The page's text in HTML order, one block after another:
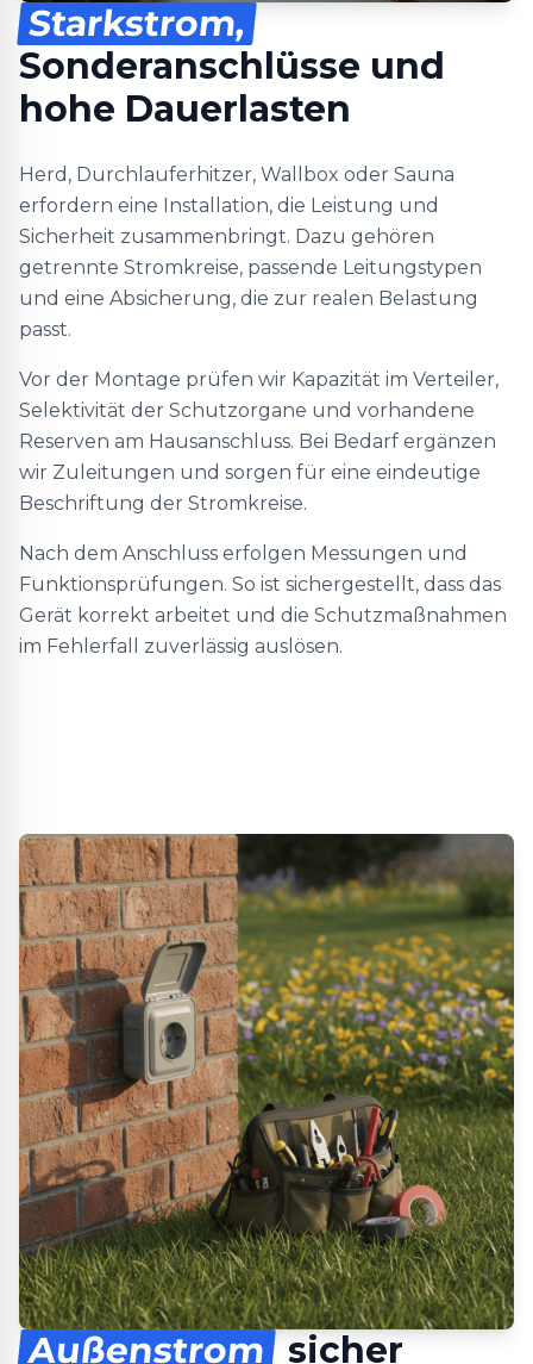
Starkstrom,
Sonderanschlüsse und
hohe Dauerlasten
Herd, Durchlauferhitzer, Wallbox oder Sauna
erfordern eine Installation, die Leistung und
Sicherheit zusammenbringt. Dazu gehören
getrennte Stromkreise, passende Leitungstypen
und eine Absicherung, die zur realen Belastung
passt.
Vor der Montage prüfen wir Kapazität im Verteiler,
Selektivität der Schutzorgane und vorhandene
Reserven am Hausanschluss. Bei Bedarf ergänzen
wir Zuleitungen und sorgen für eine eindeutige
Beschriftung der Stromkreise.
Nach dem Anschluss erfolgen Messungen und
Funktionsprüfungen. So ist sichergestellt, dass das
Gerät korrekt arbeitet und die Schutzmaßnahmen
im Fehlerfall zuverlässig auslösen.
Außenstrom sicher